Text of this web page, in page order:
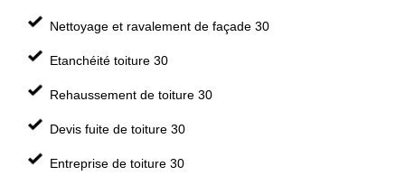
Nettoyage et ravalement de façade 30
Etanchéité toiture 30
Rehaussement de toiture 30
Devis fuite de toiture 30
Entreprise de toiture 30